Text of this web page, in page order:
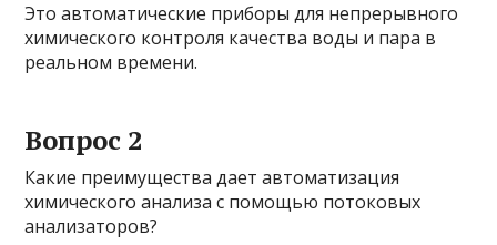
Это автоматические приборы для непрерывного
химического контроля качества воды и пара в
реальном времени.
Вопрос 2
Какие преимущества дает автоматизация
химического анализа с помощью потоковых
анализаторов?